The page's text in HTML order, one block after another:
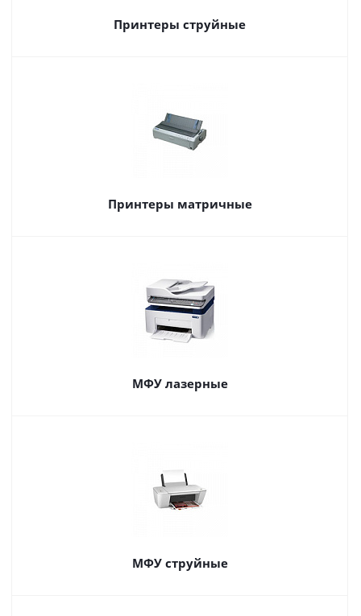
Принтеры струйные
Принтеры матричные
МФУ лазерные
МФУ струйные